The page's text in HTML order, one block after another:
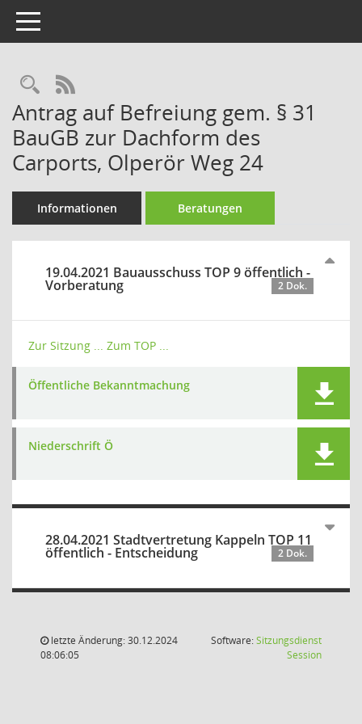
Toggle navigation
Rechercheauswahl
RSS-Feed
Antrag auf Befreiung gem. § 31
BauGB zur Dachform des
Carports, Olperör Weg 24
Informationen Beratungen
19.04.2021 Bauausschuss TOP 9 öffentlich -
Vorberatung 2 Dok.
Zur Sitzung ... Zum TOP ...
Öffentliche Bekanntmachung
Niederschrift Ö
28.04.2021 Stadtvertretung Kappeln TOP 11
öffentlich - Entscheidung 2 Dok.
letzte Änderung: 30.12.2024
08:06:05
Software:Sitzungsdienst
Session(Wird in